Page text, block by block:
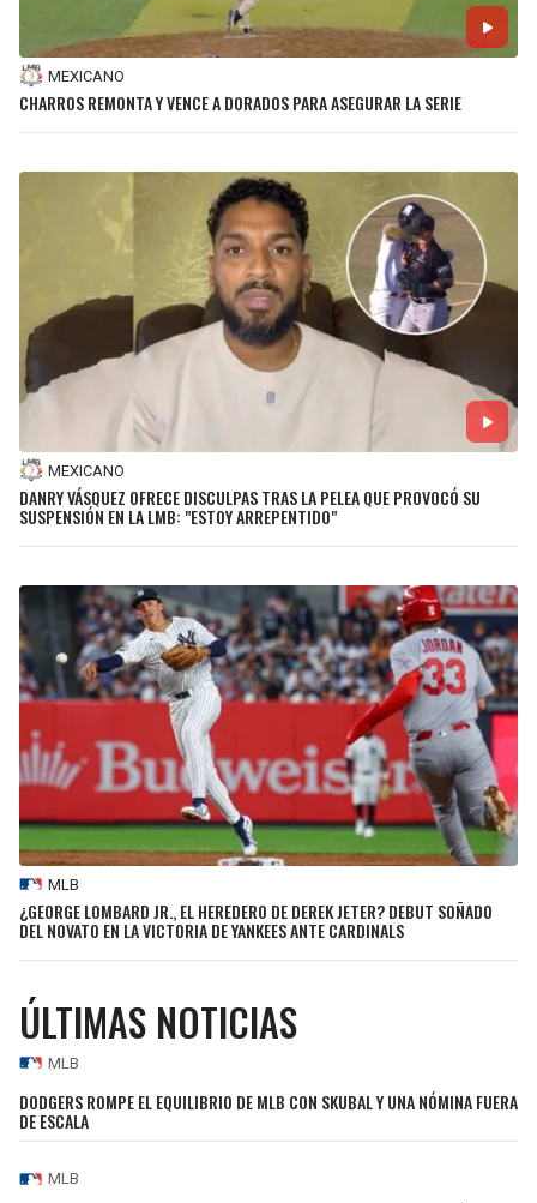
TITANS
COMMANDERS
RAMS
49ERS
SEAHAWKS
BEARS
LIONS
PACKERS
VIKINGS
FALCONS
SAINTS
WARRIORS
ROCKETS
GRIZZLIES
PELICANS
SPURS
NUGGETS
TIMBERWOLVES
THUNDER
TRAIL BLAZERS
MEXICANO
CHARROS REMONTA Y VENCE A DORADOS PARA ASEGURAR LA SERIE
MEXICANO
DANRY VÁSQUEZ OFRECE DISCULPAS TRAS LA PELEA QUE PROVOCÓ SU
SUSPENSIÓN EN LA LMB: "ESTOY ARREPENTIDO"
MLB
¿GEORGE LOMBARD JR., EL HEREDERO DE DEREK JETER? DEBUT SOÑADO
DEL NOVATO EN LA VICTORIA DE YANKEES ANTE CARDINALS
ÚLTIMAS NOTICIAS
MLB
DODGERS ROMPE EL EQUILIBRIO DE MLB CON SKUBAL Y UNA NÓMINA FUERA
DE ESCALA
MLB